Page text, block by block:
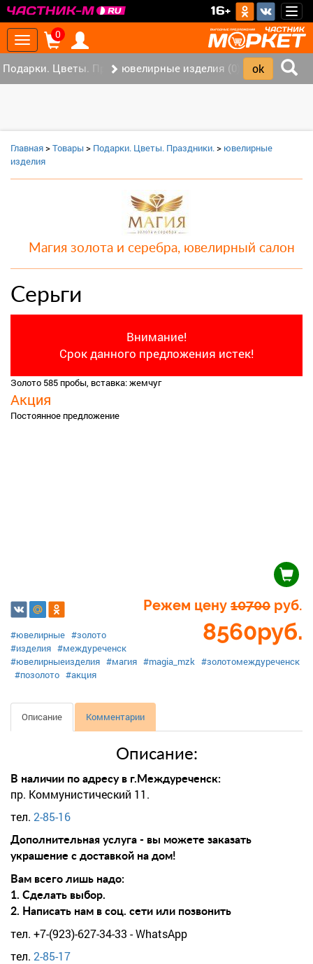
16+
Toggle
navigation
0
Подарки. Цветы. Праздники. (0)ювелирные изделия (0)
Главная>Товары > Подарки. Цветы. Праздники.> ювелирные
изделия
Магия золота и серебра, ювелирный салон
Серьги
Внимание!
Срок данного предложения истек!
Золото 585 пробы, вставка: жемчуг
Акция
Постоянное предложение
Режем цену 10700 руб.
8560руб.
#ювелирные #золото
#изделия #междуреченск
#ювелирныеизделия #магия #magia_mzk #золотомеждуреченск
#позолото #акция
Описание Комментарии
Описание:
В наличии по адресу в г.Междуреченск:
пр. Коммунистический 11.
тел. 2-85-16
Дополнительная услуга - вы можете заказать
украшение с доставкой на дом!
Вам всего лишь надо:
1. Сделать выбор.
2. Написать нам в соц. сети или позвонить
тел. +7-(923)-627-34-33 - WhatsApp
тел. 2-85-17